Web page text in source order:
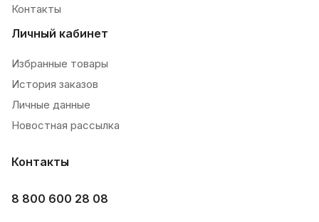
Контакты
Личный кабинет
Избранные товары
История заказов
Личные данные
Новостная рассылка
Контакты
8 800 600 28 08